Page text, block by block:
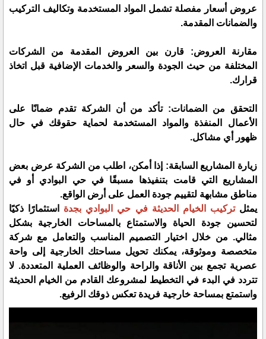
عروض أسعار مفصلة تشمل المواد المستخدمة وتكاليف التركيب
والضمانات المقدمة.
مقارنة العروض: قارن بين العروض المقدمة من الشركات
المختلفة من حيث الجودة والسعر والخدمات الإضافية قبل اتخاذ
قرارك.
التحقق من الضمانات: تأكد من أن الشركة تقدم ضمانًا على
الأعمال المنفذة والمواد المستخدمة لحماية حقوقك في حال
ظهور أي مشاكل.
زيارة المشاريع السابقة: إذا أمكن، اطلب من الشركة عرض بعض
المشاريع التي قامت بتنفيذها مسبقًا في حي البوادي أو في
مناطق مشابهة لتقييم جودة العمل على أرض الواقع.
يمثلتركيب الخيام الحديثة في حي البوادي بجدة استثمارًا ذكيًا
لتحسين جودة الحياة والاستمتاع بالمساحات الخارجية بشكل
مثالي. من خلال اختيار التصميم المناسب والتعامل مع شركة
متخصصة وموثوقة، يمكنك تحويل مساحتك الخارجية إلى واحة
عصرية تجمع بين الأناقة والراحة والوظائف العملية المتعددة. لا
تتردد في البدء في التخطيط لمشروعك القادم من الخيام الحديثة
واستمتع بمساحة خارجية فريدة تعكس ذوقك الرفيع.